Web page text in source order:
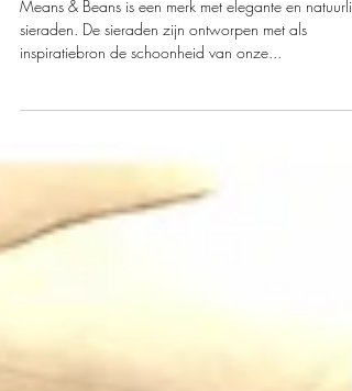
CHRISTMAS MUSTHAVE
PRESENT 2015
Means & Beans is een merk met elegante en
inspiratiebron de schoonheid van onze...